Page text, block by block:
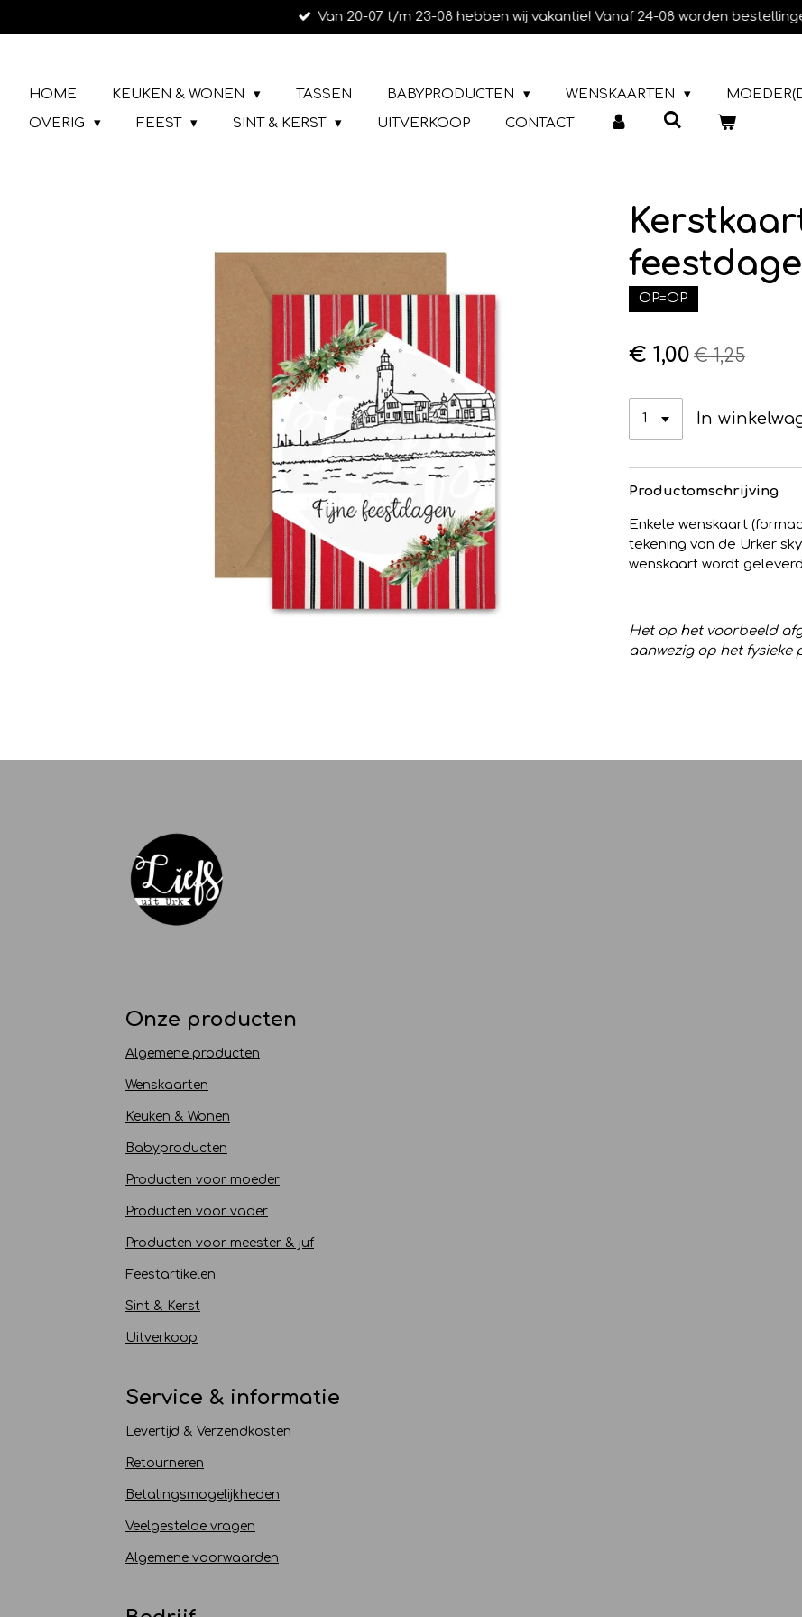
direct
hoofdinhoud
Van 20-07 t/m 23-08 hebben wij vakantie! Vanaf 24-08 worden
HOME KEUKEN & WONEN TASSEN BABYPRODUCTEN WENSKAARTEN
OVERIG
FEEST SINT & KERST UITVERKOOP CONTACT
OP=OP
€ 1,00 € 1,25
In
Productomschrijving
Enkele wenskaart
tekening van de Urker
wenskaart wordt
Het op het voorbeeld
aanwezig op het fysieke
Onze producten
Algemene producten
Wenskaarten
Keuken & Wonen
Babyproducten
Producten voor moeder
Producten voor vader
Producten voor meester & juf
Feestartikelen
Sint & Kerst
Uitverkoop
Service & informatie
Levertijd & Verzendkosten
Retourneren
Betalingsmogelijkheden
Veelgestelde vragen
Algemene voorwaarden